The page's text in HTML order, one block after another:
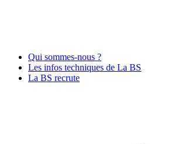
Qui sommes-nous ?
Les infos techniques de La BS
La BS recrute